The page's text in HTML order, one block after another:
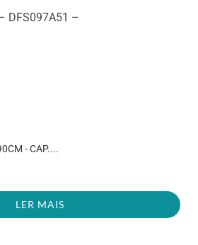
DFS097A51 –
- CAP....
LER MAIS